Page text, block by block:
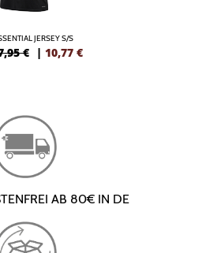
JERSEY S/S
€ | 10,77 €
AB 80€ IN DE